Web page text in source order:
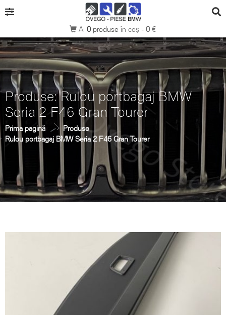
Ai 0produseîn coș - 0€
Produse: Rulou portbagaj BMW
Seria 2 F46 Gran Tourer
Prima pagină
Produse
Rulou portbagaj BMW Seria 2 F46 Gran Tourer